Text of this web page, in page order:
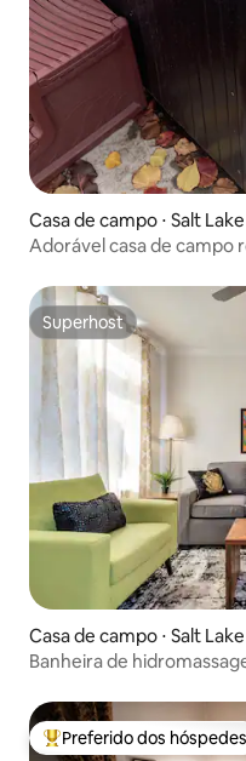
Casa de campo ⋅ Salt
Adorável casa de campo
Superhost
Superhost
Casa de campo ⋅ Salt
Banheira de
Entre os melhores
Preferido dos hóspedes